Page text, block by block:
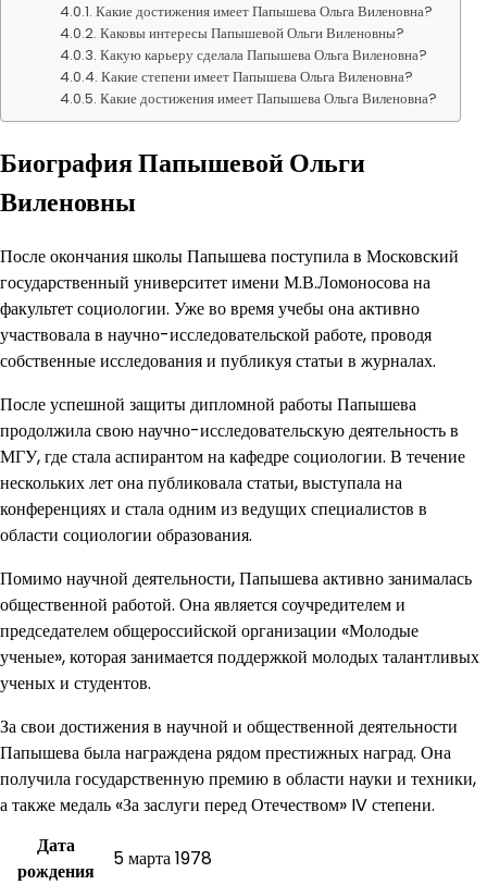
Какие достижения имеет Папышева Ольга Виленовна?
Каковы интересы Папышевой Ольги Виленовны?
Какую карьеру сделала Папышева Ольга Виленовна?
Какие степени имеет Папышева Ольга Виленовна?
Какие достижения имеет Папышева Ольга Виленовна?
Биография Папышевой Ольги
Виленовны
После окончания школы Папышева поступила в Московский
государственный университет имени М.В.Ломоносова на
факультет социологии. Уже во время учебы она активно
участвовала в научно-исследовательской работе, проводя
собственные исследования и публикуя статьи в журналах.
После успешной защиты дипломной работы Папышева
продолжила свою научно-исследовательскую деятельность в
МГУ, где стала аспирантом на кафедре социологии. В течение
нескольких лет она публиковала статьи, выступала на
конференциях и стала одним из ведущих специалистов в
области социологии образования.
Помимо научной деятельности, Папышева активно занималась
общественной работой. Она является соучредителем и
председателем общероссийской организации «Молодые
ученые», которая занимается поддержкой молодых талантливых
ученых и студентов.
За свои достижения в научной и общественной деятельности
Папышева была награждена рядом престижных наград. Она
получила государственную премию в области науки и техники,
а также медаль «За заслуги перед Отечеством» IV степени.
Дата
рождения
5 марта 1978